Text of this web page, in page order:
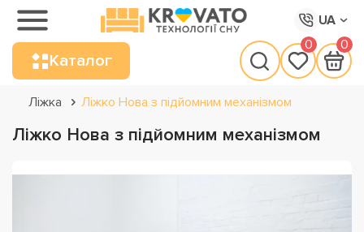
UA
Каталог
0 0
Ліжка Ліжко Нова з підйомним механізмом
Ліжко Нова з підйомним механізмом